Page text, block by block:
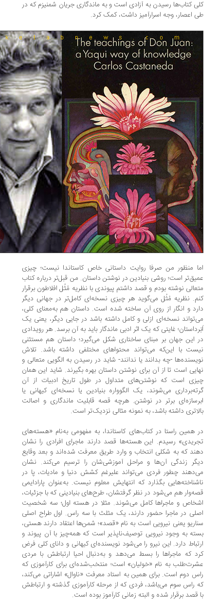
کتاب‌ها رسیدن به آزادی است و به ماندگاری جریان شمنیزم که در
اعصار، وجه اسرارآمیز داشت، کمک کرد.
منظور من صرفا روایت داستانی خاص کاستاندا نیست؛ چیزی
است؛ روشی بنیادین در نوشتن داستان. من قبل‌تر درباره کتاب
نوشته بودم و قصد داشتم پیوندی با نظریه مُثُل افلاطون برقرار
نظریه مُثُل می‌گوید هر چیزی نسخه‌ای کامل‌تر در جهانی دیگر
و انگار از روی آن ساخته شده است. داستان هم به‌معنای کلی،
نسخه‌ای ازلی و کامل داشته باشد در جایی دیگر، یعنی یک
غایتی که یک اثر ادبی ماندگار باید به آن برسد. هر رویدادی
این جهان بر مبنای ساختاری شکل می‌گیرد؛ داستان هم مستثنی
با این‌که می‌تواند محتواهای مختلفی داشته باشد. تلاش
-چه بدانند یا ندانند- شاید در رسیدن به الگویی متعالی و
است تا از آن برای نوشتن داستان بهره بگیرند. شاید این همان
است که نوشتن‌های متداول در طول تاریخ ادبیات از آن
می‌شوند، یک الگوواره بنیادین یا نسخه‌ای کیهانی یا
برتر در نوشتن. هرچه قصه قابلیت ماندگاری و اصالت
داشته باشد، به نمونه مثالی نزدیک‌تر است.
همین راستا در کتاب‌های کاستاندا، به مفهومی به‌نام «هسته‌های
رسیدم. این هسته‌ها قصد دارند ماجرای افرادی را نشان
که به شکلی انتخاب و وارد طریق معرفت شده‌اند و بعد وقایع
زندگی آن‌ها و مراحل آموزشی‌شان را ترسیم می‌کند. نشان
چطور فردی می‌تواند علیرغم کشش دنیا و مادیات، پا در
بگذارد که انتهایش معلوم نیست. به‌عنوان پارادایمی
هم می‌شود در نظر گرفتشان، طرح‌های بنیادینی که با جزئیات،
و ماجراها کامل می‌شوند. مثلا در هسته اول؛ سه شخصیت
در ماجرا حضور دارند، یک مثلث با سه راس. اول طراح اصلی
یعنی نیرویی است به نام «قصد»؛ شمن‌ها اعتقاد دارند هستی،
به وجود نیرویی توصیف‌ناپذیر است که همه‌چیز با آن پیوند و
دارد. این نیرو را می‌شود نویسنده‌ای کیهانی و دانای کلی فرض
که ماجراها را بسط می‌دهد و به‌دنبال احیا ارتباطش با مردی
به نام «خولیان» است؛ منتخب‌شده‌ای برای کارآموزی که
دوم است. برای همین به استاد معرفت «ناوال» اشاراتی می‌کند،
راس سوم می‌باشد، فردی که از مرحله کارآموزی گذشته و ارتباطش
قصد برقرار شده و البته زمانی کارآموز بوده است.